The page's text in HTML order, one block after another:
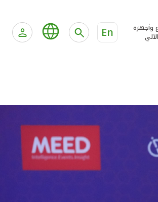
وأجهزة
En